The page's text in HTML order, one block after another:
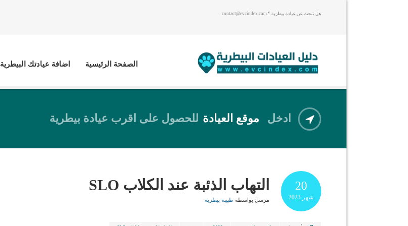
هل تبحث عن عيادة بيطرية ؟ contact@evcindex.com
الصفحة الرئيسية اضافة عيادتك البيطرية
ادخل موقع العيادة للحصول على اقرب عيادة بيطرية
20
شهر 2023
التهاب الذئبة عند الكلاب SLO
مرسل بواسطة طبيبة بيطرية